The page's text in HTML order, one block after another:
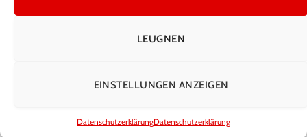
LEUGNEN
EINSTELLUNGEN ANZEIGEN
DatenschutzerklärungDatenschutzerklärung
KONTAKTIEREN SIE UNS
HAFTUNGSAUSSCHLUSS
DATENSCHUTZERKLÄRUNG
© Copyright 2025, Alle Rechte vorbehalten